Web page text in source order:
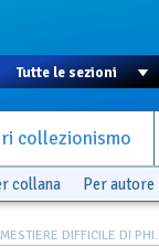
collezionismo
collana Per autore
DIFFICILE DI